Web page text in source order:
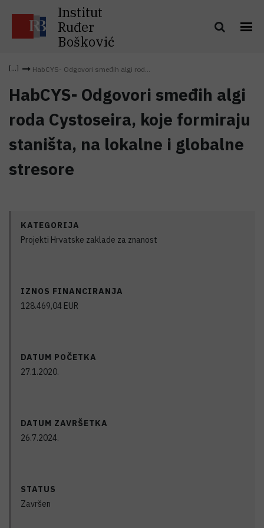
Institut
Ruđer
Bošković
HabCYS- Odgovori smeđih algi rod...
HabCYS- Odgovori smeđih algi
roda Cystoseira, koje formiraju
staništa, na lokalne i globalne
stresore
KATEGORIJA
Projekti Hrvatske zaklade za znanost
IZNOS FINANCIRANJA
128.469,04 EUR
DATUM POČETKA
27.1.2020.
DATUM ZAVRŠETKA
26.7.2024.
STATUS
Završen